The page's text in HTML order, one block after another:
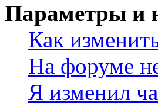
Параметры и
Как
На форуме
Я изменил